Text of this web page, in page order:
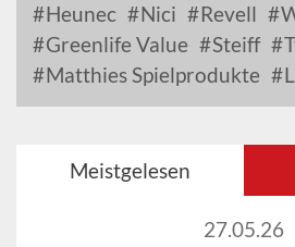
Heunec
Nici Revell
Greenlife Value
Steiff
Matthies Spielprodukte
Meistgelesen
27.05.26